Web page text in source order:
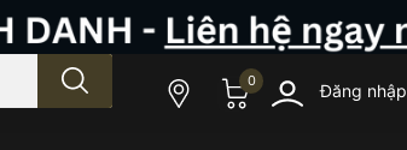
0 Đăng nhập